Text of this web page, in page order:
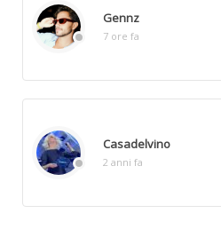
Gennz
7 ore fa
Casadelvino
2 anni fa